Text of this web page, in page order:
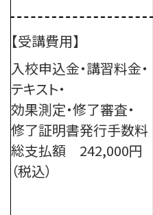
【受講費用】
入校申込金・講習料金・
テキスト・
効果測定・修了審査・
修了証明書発行手数料
総支払額 242,000円
（税込）